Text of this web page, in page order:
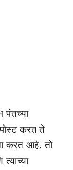
पंतच्या
पोस्ट करत ते
करत आहे. तो